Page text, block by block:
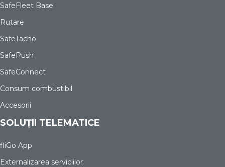
SafeFleet Base
Rutare
SafeTacho
SafePush
SafeConnect
Consum combustibil
Accesorii
SOLUȚII TELEMATICE
fliGo App
Externalizarea serviciilor